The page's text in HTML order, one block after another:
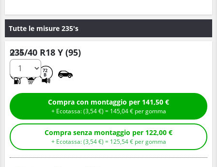
Tutte le misure 235's
235/40 R18 Y (95)
72
B
Q.tà
Compra con montaggio per 141,50 €
+ Ecotassa: (3,54€ ) = 145,04€ per gomma
Compra senza montaggio per 122,00 €
+ Ecotassa: (3,54€ ) = 125,54€ per gomma